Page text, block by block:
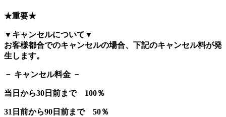
★重要★
▼キャンセルについて▼
お客様都合でのキャンセルの場合、下記のキャンセル料が発
生します。
－ キャンセル料金 －
当日から30日前まで 100％
31日前から90日前まで 50％